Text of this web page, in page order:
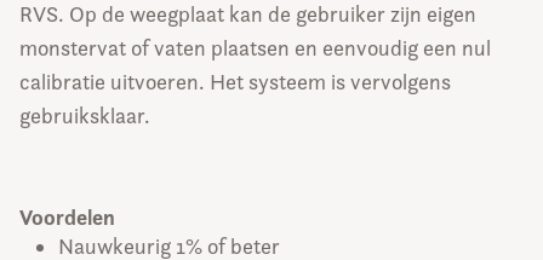
RVS. Op de weegplaat kan de gebruiker zijn eigen
monstervat of vaten plaatsen en eenvoudig een nul
calibratie uitvoeren. Het systeem is vervolgens
gebruiksklaar.
Voordelen
Nauwkeurig 1% of beter